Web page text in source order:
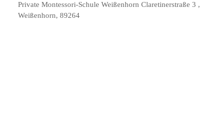
Private Montessori-Schule Weißenhorn Claretinerstraße 3 ,
Weißenhorn, 89264